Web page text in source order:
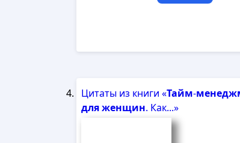
Цитаты из книги «Тайм-
дляженщин. Как...»